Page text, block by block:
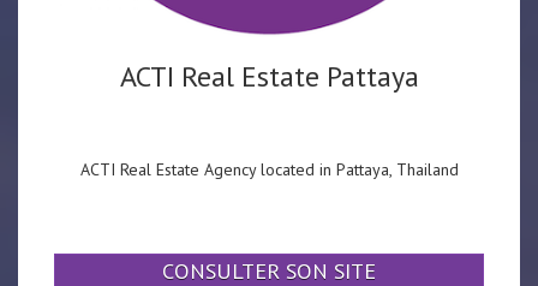
ACTI Real Estate Pattaya
ACTI Real Estate Agency located in Pattaya, Thailand
CONSULTER SON SITE